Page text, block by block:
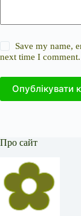
Save my name,
next time I comment.
Опублікувати
Про сайт